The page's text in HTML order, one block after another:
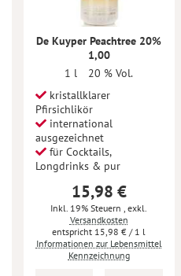
De Kuyper Peachtree 20%
1,00
1 l
20 % Vol.
kristallklarer
Pfirsichlikör
international
ausgezeichnet
für Cocktails,
Longdrinks & pur
15,98 €
Inkl. 19% Steuern
exkl.
Versandkosten
15,98 € / 1 l
Informationen zur Lebensmittel
Kennzeichnung